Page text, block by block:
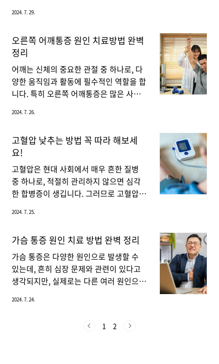
비쌉니다. 그러다 보니 대상포진의 심각성
하고 있는 사례가 늘어나고 있습니다. 이
에 지자체마다 무료접종 대상자를 확대 시
행하고 있으니 지금부터 무료접종 대상자
확인 방법을 자세히 알려드리겠습니다. ..
분히 관리할 수 있는 질환이므로, 지금부
법을 통해 삶의 질을 높이는 방법을 함께
살펴봅시다.요실금 원인 요실금은 여러 가
지 원인에 의해 발생할 수 있습니다. 가장
흔한 원인으로는 골반 근육의 약화가 있습
니다. 이는 나이가 들면서 자연스럽게 발
많이 나타납니다. 출산 과정에서 골반 근
다.또한, 요로 감염도 요실금을 유발할 수
있습니다. 감염이 있으면 방광이 자극을
받아 소변을 자주 보고 싶게 되며, 이로 인
해 요실금이 발생할 수 있습..
2024. 7. 29.
오른쪽 어깨통증 원인 치료방법 완벽
정리
어깨는 신체의 중요한 관절 중 하나로, 다
양한 움직임과 활동에 필수적인 역할을 합
니다. 특히 오른쪽 어깨통증은 많은 사람
니다. 지금부터 오른쪽 어깨통증의 주요
스트레칭과 예방법까지 자세히 알아보겠
습니다.오른쪽 어깨통증 원인 근육 긴장
및 피로오른쪽 어깨통증의 가장 흔한 원인
중 하나는 근육 긴장과 피로입니다. 장시
간의 컴퓨터 작업이나 잘못된 자세로 인해
증이 발생할 수 있습니다. 특히 오른손잡
깨를 많이 사용하게 되어 더욱 피로해질
수 있습니다.회전근개 손상회전근개는 어
깨 관절을 안정화시키는 중요한 근육군입
니다. 이 근육들이 손상되면 통증이 발생
할 ..
2024. 7. 26.
고혈압 낮추는 방법 꼭 따라 해보세
요!
고혈압은 현대 사회에서 매우 흔한 질병
중 하나로, 적절히 관리하지 않으면 심각
한 합병증이 생깁니다. 그러므로 고혈압을
이 중요합니다. 지금부터 고혈압을 낮추는
추는 방법 고혈압을 낮추기 위해서는 생활
습관 개선이 정말 중요합니다. 단기간의
변화로는 큰 효과를 기대하기 어렵기 때문
에 장기적인 관점에서 생활 방식을 개선해
참고하여 실천해 보시면, 건강한 혈압을
위험을 줄이고, 더 나은 삶의 질을 누릴 수
2024. 7. 25.
가슴 통증 원인 치료 방법 완벽 정리
가슴 통증은 다양한 원인으로 발생할 수
있는데, 흔히 심장 문제와 관련이 있다고
생각되지만, 실제로는 다른 여러 원인으로
통증의 주요 원인과 각각의 치료 방법에
통증은 다양한 원인에 의해 발생할 수 있
2024. 7. 24.
1 2